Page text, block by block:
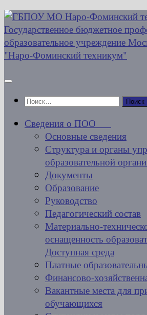
Перейти
к
содержимому
Найти:
Сведения о ПОО
Основные сведения
Структура и органы
образовательной
Документы
Образование
Руководство
Педагогический состав
Материально-
оснащенность
Доступная среда
Платные
Финансово-
Вакантные места для
обучающихся